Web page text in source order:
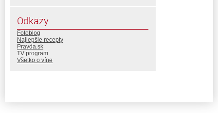
Odkazy
Fotoblog
Najlepšie recepty
Pravda.sk
TV program
Všetko o víne